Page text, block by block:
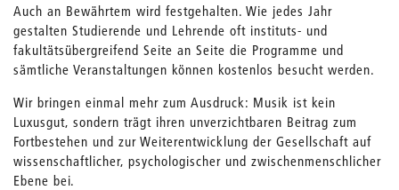
Auch an Bewährtem wird festgehalten. Wie jedes Jahr
gestalten Studierende und Lehrende oft instituts- und
fakultätsübergreifend Seite an Seite die Programme und
sämtliche Veranstaltungen können kostenlos besucht werden.
Wir bringen einmal mehr zum Ausdruck: Musik ist kein
Luxusgut, sondern trägt ihren unverzichtbaren Beitrag zum
Fortbestehen und zur Weiterentwicklung der Gesellschaft auf
wissenschaftlicher, psychologischer und zwischenmenschlicher
Ebene bei.